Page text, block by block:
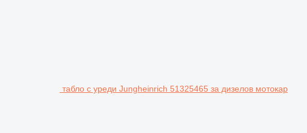
табло с уреди Jungheinrich 51325465 за дизелов мотокар